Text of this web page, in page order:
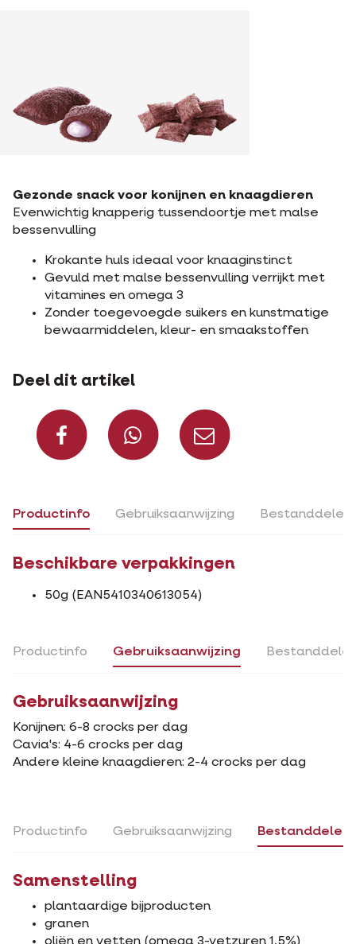
Gezonde snack voor konijnen en knaagdieren
Evenwichtig knapperig tussendoortje met malse
bessenvulling
Krokante huls ideaal voor knaaginstinct
Gevuld met malse bessenvulling verrijkt met
vitamines en omega 3
Zonder toegevoegde suikers en kunstmatige
bewaarmiddelen, kleur- en smaakstoffen
Deel dit artikel
Deel op Facebook
Deel via
Productinfo Gebruiksaanwijzing Bestanddelen
Beschikbare verpakkingen
50g (EAN5410340613054)
Productinfo Gebruiksaanwijzing
Gebruiksaanwijzing
Konijnen: 6-8 crocks per dag
Cavia's: 4-6 crocks per dag
Andere kleine knaagdieren: 2-4 crocks per dag
Productinfo Gebruiksaanwijzing Bestanddelen
Samenstelling
plantaardige bijproducten
granen